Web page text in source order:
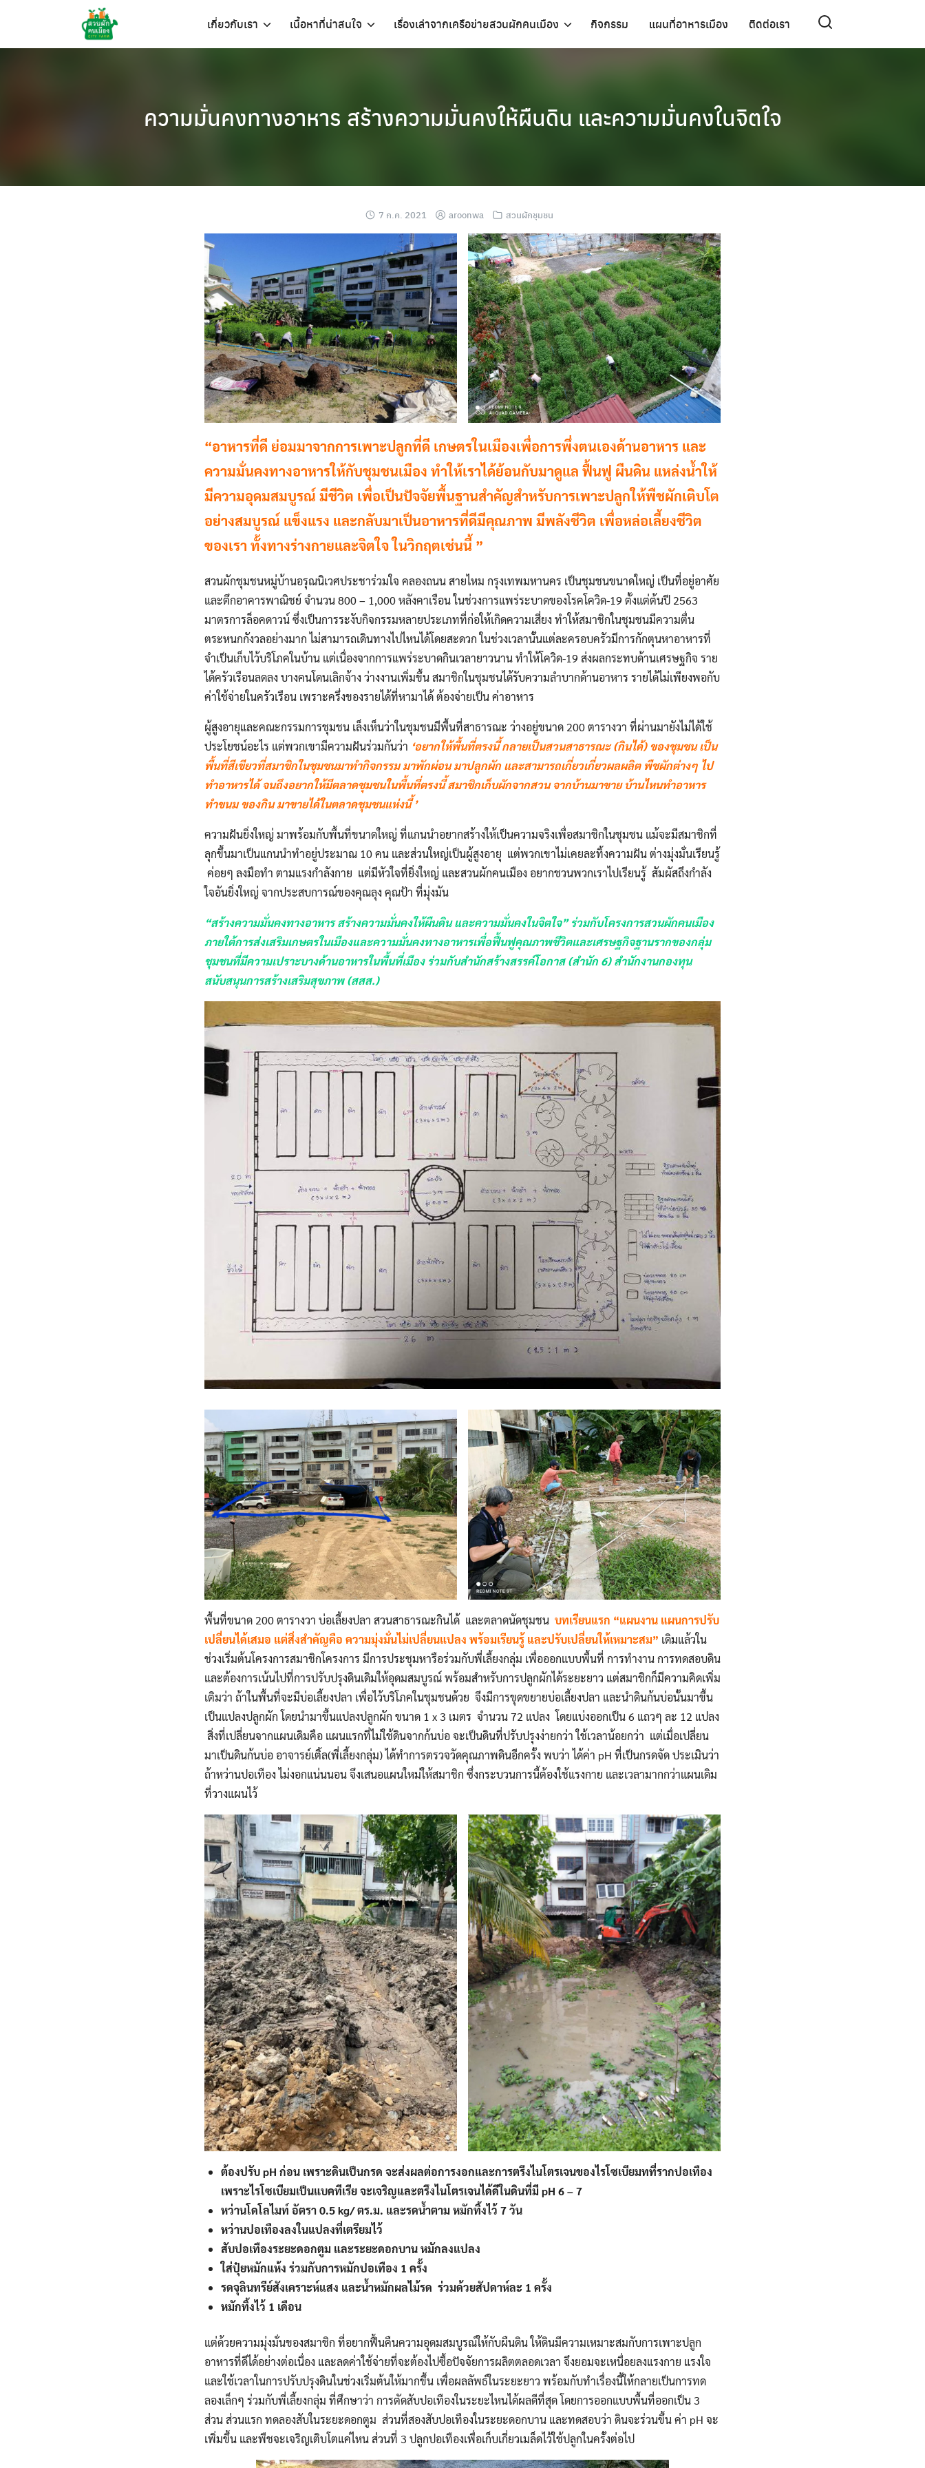
เกี่ยวกับเรา เนื้อหาที่น่าสนใจ เรื่องเล่าจากเครือข่ายสวนผักคนเมือง กิจกรรม แผนที่อาหารเมือง ติดต่อเรา
Search
for: Search
ความมั่นคงทางอาหาร สร้างความมั่นคงให้ผืนดิน และความมั่นคงในจิตใจ
7 ก.ค. 2021 aroonwa สวนผักชุมชน
“อาหารที่ดี ย่อมมาจากการเพาะปลูกที่ดี เกษตรในเมืองเพื่อการพึ่งตนเองด้านอาหาร และ
ความมั่นคงทางอาหารให้กับชุมชนเมือง ทำให้เราได้ย้อนกับมาดูแล ฟื้นฟู ผืนดิน แหล่งน้ำให้
มีความอุดมสมบูรณ์ มีชีวิต เพื่อเป็นปัจจัยพื้นฐานสำคัญสำหรับการเพาะปลูกให้พืชผักเติบโต
อย่างสมบูรณ์ แข็งแรง และกลับมาเป็นอาหารที่ดีมีคุณภาพ มีพลังชีวิต เพื่อหล่อเลี้ยงชีวิต
ของเรา ทั้งทางร่างกายและจิตใจ ในวิกฤตเช่นนี้ ”
สวนผักชุมชนหมู่บ้านอรุณนิเวศประชาร่วมใจ คลองถนน สายไหม กรุงเทพมหานคร เป็นชุมชนขนาดใหญ่ เป็นที่อยู่อาศัย
และตึกอาคารพาณิชย์ จำนวน 800 – 1,000 หลังคาเรือน ในช่วงการแพร่ระบาดของโรคโควิด-19 ตั้งแต่ต้นปี 2563
มาตรการล็อคดาวน์ ซึ่งเป็นการระงับกิจกรรมหลายประเภทที่ก่อให้เกิดความเสี่ยง ทำให้สมาชิกในชุมชนมีความตื่น
ตระหนกกังวลอย่างมาก ไม่สามารถเดินทางไปไหนได้โดยสะดวก ในช่วงเวลานั้นแต่ละครอบครัวมีการกักตุนหาอาหารที่
จำเป็นเก็บไว้บริโภคในบ้าน แต่เนื่องจากการแพร่ระบาดกินเวลายาวนาน ทำให้โควิด-19 ส่งผลกระทบด้านเศรษฐกิจ ราย
ได้ครัวเรือนลดลง บางคนโดนเลิกจ้าง ว่างงานเพิ่มขึ้น สมาชิกในชุมชนได้รับความลำบากด้านอาหาร รายได้ไม่เพียงพอกับ
ค่าใช้จ่ายในครัวเรือน เพราะครึ่งของรายได้ที่หามาได้ ต้องจ่ายเป็น ค่าอาหาร
ผู้สูงอายุและคณะกรรมการชุมชน เล็งเห็นว่าในชุมชนมีพื้นที่สาธารณะ ว่างอยู่ขนาด 200 ตารางวา ที่ผ่านมายังไม่ได้ใช้
ประโยชน์อะไร แต่พวกเขามีความฝันร่วมกันว่า ‘อยากให้พื้นที่ตรงนี้ กลายเป็นสวนสาธารณะ (กินได้) ของชุมชน เป็น
พื้นที่สีเขียวที่สมาชิกในชุมชนมาทำกิจกรรม มาพักผ่อน มาปลูกผัก และสามารถเกี่ยวเกี่ยวผลผลิต พืชผักต่างๆ ไป
ทำอาหารได้ จนถึงอยากให้มีตลาดชุมชนในพื้นที่ตรงนี้ สมาชิกเก็บผักจากสวน จากบ้านมาขาย บ้านไหนทำอาหาร
ทำขนม ของกิน มาขายได้ในตลาดชุมชนแห่งนี้ ’
ความฝันยิ่งใหญ่ มาพร้อมกับพื้นที่ขนาดใหญ่ ที่แกนนำอยากสร้างให้เป็นความจริงเพื่อสมาชิกในชุมชน แม้จะมีสมาชิกที่
ลุกขึ้นมาเป็นแกนนำทำอยู่ประมาณ 10 คน และส่วนใหญ่เป็นผู้สูงอายุ แต่พวกเขาไม่เคยละทิ้งความฝัน ต่างมุ่งมั่นเรียนรู้
ค่อยๆ ลงมือทำ ตามแรงกำลังกาย แต่มีหัวใจที่ยิ่งใหญ่ และสวนผักคนเมือง อยากชวนพวกเราไปเรียนรู้ สัมผัสถึงกำลัง
ใจอันยิ่งใหญ่ จากประสบการณ์ของคุณลุง คุณป้า ที่มุ่งมัน
“สร้างความมั่นคงทางอาหาร สร้างความมั่นคงให้ผืนดิน และความมั่นคงในจิตใจ” ร่วมกับโครงการสวนผักคนเมือง
ภายใต้การส่งเสริมเกษตรในเมืองและความมั่นคงทางอาหารเพื่อฟื้นฟูคุณภาพชีวิตและเศรษฐกิจฐานรากของกลุ่ม
ชุมชนที่มีความเปราะบางด้านอาหารในพื้นที่เมือง ร่วมกับสำนักสร้างสรรค์โอกาส (สำนัก 6) สำนักงานกองทุน
สนับสนุนการสร้างเสริมสุขภาพ (สสส.)
พื้นที่ขนาด 200 ตารางวา บ่อเลี้ยงปลา สวนสาธารณะกินได้ และตลาดนัดชุมชน บทเรียนแรก “แผนงาน แผนการปรับ
เปลี่ยนได้เสมอ แต่สิ่งสำคัญคือ ความมุ่งมั่นไม่เปลี่ยนแปลง พร้อมเรียนรู้ และปรับเปลี่ยนให้เหมาะสม” เดิมแล้วใน
ช่วงเริ่มต้นโครงการสมาชิกโครงการ มีการประชุมหารือร่วมกับพี่เลี้ยงกลุ่ม เพื่อออกแบบพื้นที่ การทำงาน การทดสอบดิน
และต้องการเน้นไปที่การปรับปรุงดินเดิมให้อุดมสมบูรณ์ พร้อมสำหรับการปลูกผักได้ระยะยาว แต่สมาชิกก็มีความคิดเพิ่ม
เติมว่า ถ้าในพื้นที่จะมีบ่อเลี้ยงปลา เพื่อไว้บริโภคในชุมชนด้วย จึงมีการขุดขยายบ่อเลี้ยงปลา และนำดินก้นบ่อนั้นมาขึ้น
เป็นแปลงปลูกผัก โดยนำมาขึ้นแปลงปลูกผัก ขนาด 1 x 3 เมตร จำนวน 72 แปลง โดยแบ่งออกเป็น 6 แถวๆ ละ 12 แปลง
สิ่งที่เปลี่ยนจากแผนเดิมคือ แผนแรกที่ไม่ใช้ดินจากก้นบ่อ จะเป็นดินที่ปรับปรุงง่ายกว่า ใช้เวลาน้อยกว่า แต่เมื่อเปลี่ยน
มาเป็นดินก้นบ่อ อาจารย์เติ้ล(พี่เลี้ยงกลุ่ม) ได้ทำการตรวจวัดคุณภาพดินอีกครั้ง พบว่า ได้ค่า pH ที่เป็นกรดจัด ประเมินว่า
ถ้าหว่านปอเทือง ไม่งอกแน่นนอน จึงเสนอแผนใหม่ให้สมาชิก ซึ่งกระบวนการนี้ต้องใช้แรงกาย และเวลามากกว่าแผนเดิม
ที่วางแผนไว้
ต้องปรับ pH ก่อน เพราะดินเป็นกรด จะส่งผลต่อการงอกและการตรึงไนโตรเจนของไรโซเบียมทที่รากปอเทือง
เพราะไรโซเบียมเป็นแบคทีเรีย จะเจริญและตรึงไนโตรเจนได้ดีในดินที่มี pH 6 – 7
หว่านโดโลไมท์ อัตรา 0.5 kg/ ตร.ม. และรดน้ำตาม หมักทิ้งไว้ 7 วัน
หว่านปอเทืองลงในแปลงที่เตรียมไว้
สับปอเทืองระยะดอกตูม และระยะดอกบาน หมักลงแปลง
ใส่ปุ๋ยหมักแห้ง ร่วมกับการหมักปอเทือง 1 ครั้ง
รดจุลินทรีย์สังเคราะห์แสง และน้ำหมักผลไม้รด ร่วมด้วยสัปดาห์ละ 1 ครั้ง
หมักทิ้งไว้ 1 เดือน
แต่ด้วยความมุ่งมั่นของสมาชิก ที่อยากฟื้นคืนความอุดมสมบูรณ์ให้กับผืนดิน ให้ดินมีความเหมาะสมกับการเพาะปลูก
อาหารที่ดีได้อย่างต่อเนื่อง และลดค่าใช้จ่ายที่จะต้องไปซื้อปัจจัยการผลิตตลอดเวลา จึงยอมจะเหนื่อยลงแรงกาย แรงใจ
และใช้เวลาในการปรับปรุงดินในช่วงเริ่มต้นให้มากขึ้น เพื่อผลลัพธ์ในระยะยาว พร้อมกับทำเรื่องนี้ให้กลายเป็นการทด
ลองเล็กๆ ร่วมกับพี่เลี้ยงกลุ่ม ที่ศึกษาว่า การตัดสับปอเทืองในระยะไหนได้ผลดีที่สุด โดยการออกแบบพื้นที่ออกเป็น 3
ส่วน ส่วนแรก ทดลองสับในระยะดอกตูม ส่วนที่สองสับปอเทืองในระยะดอกบาน และทดสอบว่า ดินจะร่วนขึ้น ค่า pH จะ
เพิ่มขึ้น และพืชจะเจริญเติบโตแค่ไหน ส่วนที่ 3 ปลูกปอเทืองเพื่อเก็บเกี่ยวเมล็ดไว้ใช้ปลูกในครั้งต่อไป